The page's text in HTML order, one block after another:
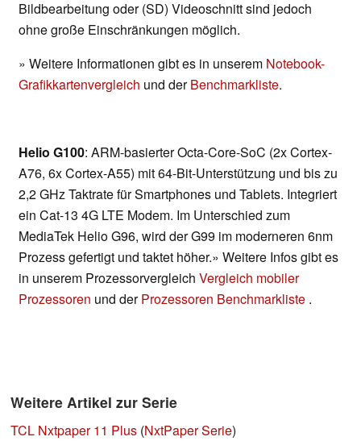
Bildbearbeitung oder (SD) Videoschnitt sind jedoch
ohne große Einschränkungen möglich.
» Weitere Informationen gibt es in unserem Notebook-
Grafikkartenvergleich und derBenchmarkliste.
Helio G100: ARM-basierter Octa-Core-SoC (2x Cortex-
A76, 6x Cortex-A55) mit 64-Bit-Unterstützung und bis zu
2,2 GHz Taktrate für Smartphones und Tablets. Integriert
ein Cat-13 4G LTE Modem. Im Unterschied zum
MediaTek Helio G96, wird der G99 im moderneren 6nm
Prozess gefertigt und taktet höher.» Weitere Infos gibt es
in unserem Prozessorvergleich Vergleich mobiler
Prozessoren und derProzessoren Benchmarkliste .
Weitere Artikel zur Serie
TCL Nxtpaper 11 Plus (NxtPaper Serie)